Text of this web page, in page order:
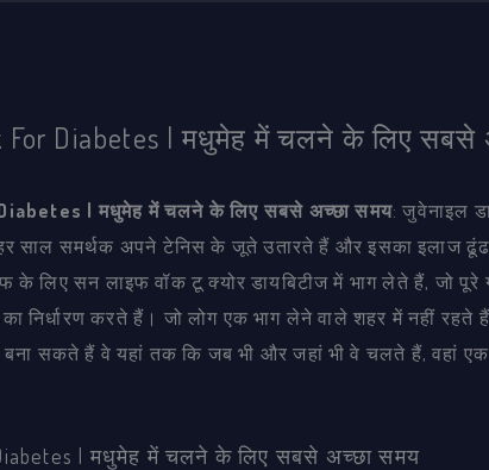
For Diabetes | मधुमेह में चलने के लिए सबसे
| मधुमेह में चलने के लिए सबसे अच्छा समय: जुवेनाइल
साल समर्थक अपने टेनिस के जूते उतारते हैं और इसका इलाज
लिए सन लाइफ वॉक टू क्योर डायबिटीज में भाग लेते हैं, जो पूरे
निर्धारण करते हैं। जो लोग एक भाग लेने वाले शहर में नहीं रहते
सकते हैं वे यहां तक कि जब भी और जहां भी वे चलते हैं, वहां
| मधुमेह में चलने के लिए सबसे अच्छा समय